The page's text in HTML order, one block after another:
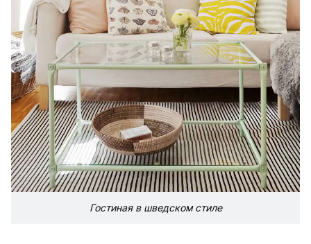
Гостиная в шведском стиле